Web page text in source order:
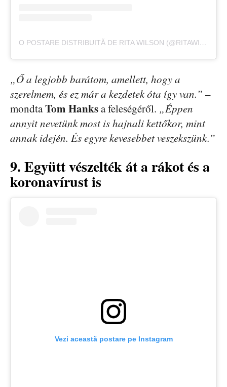
O POSTARE DISTRIBUITĂ DE RITA WILSON (@RITAWILSON)
„Ő a legjobb barátom, amellett, hogy a
szerelmem, és ez már a kezdetek óta így van.” –
mondtaTom Hanksa feleségéről. „Éppen
annyit nevetünk most is hajnali kettőkor, mint
annak idején. És egyre kevesebbet veszekszünk.”
9. Együtt vészelték át a rákot és a
koronavírust is
Vezi această postare pe Instagram